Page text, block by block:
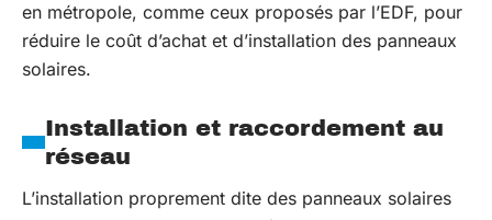
en métropole, comme ceux proposés par l’EDF, pour
réduire le coût d’achat et d’installation des panneaux
solaires.
Installation et raccordement au
réseau
L’installation proprement dite des panneaux solaires